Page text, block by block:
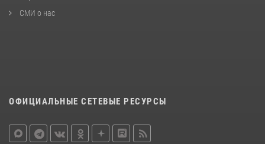
СМИ о нас
ОФИЦИАЛЬНЫЕ СЕТЕВЫЕ РЕСУРСЫ